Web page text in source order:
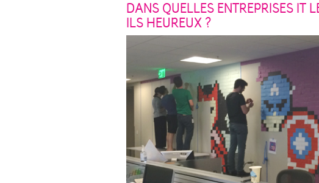
DANS QUELLES ENTREPRISES IT
ILS HEUREUX ?